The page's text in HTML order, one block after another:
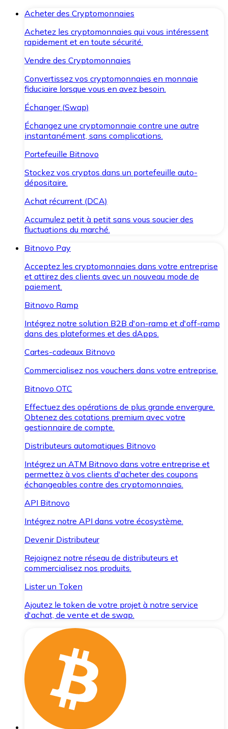
Acheter des Cryptomonnaies
Achetez les cryptomonnaies qui vous intéressent
rapidement et en toute sécurité.
Vendre des Cryptomonnaies
Convertissez vos cryptomonnaies en monnaie
fiduciaire lorsque vous en avez besoin.
Échanger (Swap)
Échangez une cryptomonnaie contre une autre
instantanément, sans complications.
Portefeuille Bitnovo
Stockez vos cryptos dans un portefeuille auto-
dépositaire.
Achat récurrent (DCA)
Accumulez petit à petit sans vous soucier des
fluctuations du marché.
Bitnovo Pay
Acceptez les cryptomonnaies dans votre entreprise
et attirez des clients avec un nouveau mode de
paiement.
Bitnovo Ramp
Intégrez notre solution B2B d'on-ramp et d'off-ramp
dans des plateformes et des dApps.
Cartes-cadeaux Bitnovo
Commercialisez nos vouchers dans votre entreprise.
Bitnovo OTC
Effectuez des opérations de plus grande envergure.
Obtenez des cotations premium avec votre
gestionnaire de compte.
Distributeurs automatiques Bitnovo
Intégrez un ATM Bitnovo dans votre entreprise et
permettez à vos clients d'acheter des coupons
échangeables contre des cryptomonnaies.
API Bitnovo
Intégrez notre API dans votre écosystème.
Devenir Distributeur
Rejoignez notre réseau de distributeurs et
commercialisez nos produits.
Lister un Token
Ajoutez le token de votre projet à notre service
d'achat, de vente et de swap.